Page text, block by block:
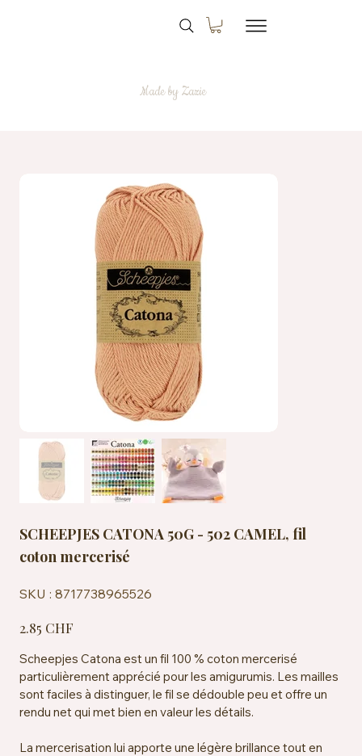
Made by Zazie
SCHEEPJES CATONA 50G - 502 CAMEL, fil
coton mercerisé
SKU : 8717738965526
8717738965526
2.85 CHF
Scheepjes Catona est un fil 100 % coton mercerisé
particulièrement apprécié pour les amigurumis. Les mailles
sont faciles à distinguer, le fil se dédouble peu et offre un
rendu net qui met bien en valeur les détails.
La mercerisation lui apporte une légère brillance tout en